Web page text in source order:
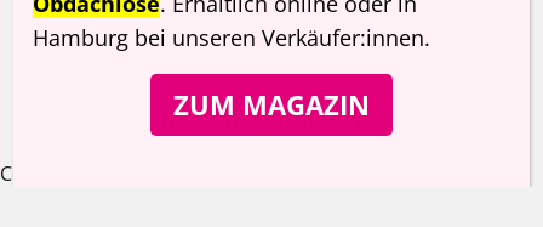
Hamburg bei unseren Verkäufer:innen.
ZUM MAGAZIN
Cookie Consent Banner von Real Cookie Banner